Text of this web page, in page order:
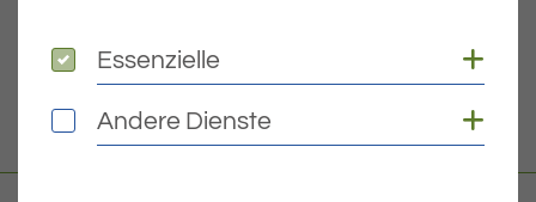
DOWNLOAD
Essenzielle
Essenzielle
Andere Dienste
Andere Dienste